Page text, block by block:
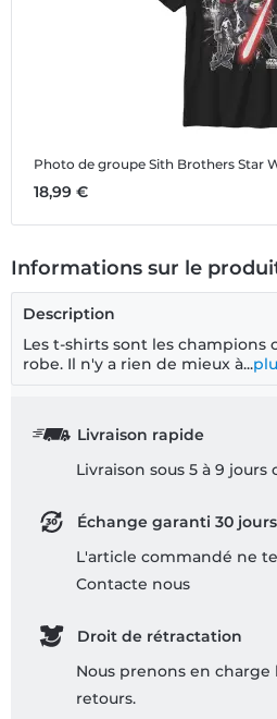
Photo de groupe Sith Brothers Star Wars -
18,99 €
Informations sur le
Description
Les t-shirts sont les champions
robe. Il n'y a rien de mieux à...
Livraison rapide
Livraison sous 5 à 9 jours
Échange garanti 30 jours
L'article commandé ne
Contacte nous
Droit de rétractation
Nous prenons en
retours.